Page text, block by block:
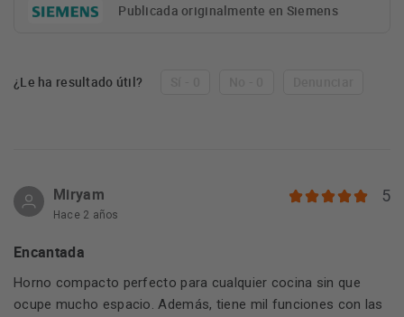
Publicada originalmente en Siemens
¿Le ha resultado útil?
Miryam
Hace 2 años
5
Encantada
Horno compacto perfecto para cualquier cocina sin que
ocupe mucho espacio. Además, tiene mil funciones con las